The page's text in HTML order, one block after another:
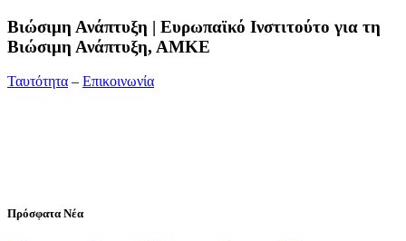
Bιώσιμη Ανάπτυξη | Ευρωπαϊκό Ινστιτούτο για τη
Βιώσιμη Ανάπτυξη, ΑΜΚΕ
Ταυτότητα – Επικοινωνία
Πρόσφατα Νέα